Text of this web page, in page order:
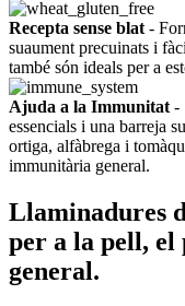
Recepta sense blat -
suaument precuinats i
també són ideals per a
Ajuda a la Immunitat -
essencials i una barreja
ortiga, alfàbrega i
immunitària general.
Llaminadures
per a la pell,
general.